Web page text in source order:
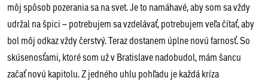
môj spôsob pozerania sa na svet. Je to namáhavé, aby som sa vždy
udržal na špici – potrebujem sa vzdelávať, potrebujem veľa čítať, aby
bol môj odkaz vždy čerstvý. Teraz dostanem úplne novú farnosť. So
skúsenosťami, ktoré som už v Bratislave nadobudol, mám šancu
začať novú kapitolu. Z jedného uhlu pohľadu je každá kríza